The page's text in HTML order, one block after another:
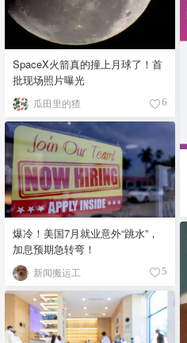
SpaceX火箭真的撞上月球了！首
批现场照片曝光
瓜田里的猹 6
爆冷！美国7月就业意外“跳水”，
加息预期急转弯！
新闻搬运工 5